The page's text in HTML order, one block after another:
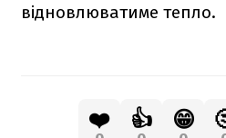
відновлюватиме тепло.
❤️ 👍 😁